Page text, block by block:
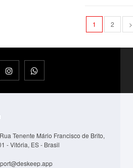
1 2 >
Rua Tenente Mário Francisco de Brito,
- Vitória, ES - Brasil